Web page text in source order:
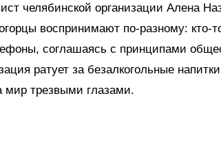
челябинской организации Алена
воспринимают по-разному: кто-
соглашаясь с принципами
ратует за безалкогольные
мир трезвыми глазами.